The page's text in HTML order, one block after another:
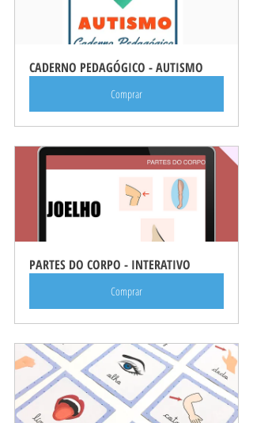
CADERNO PEDAGÓGICO - AUTISMO
Comprar
PARTES DO CORPO - INTERATIVO
Comprar